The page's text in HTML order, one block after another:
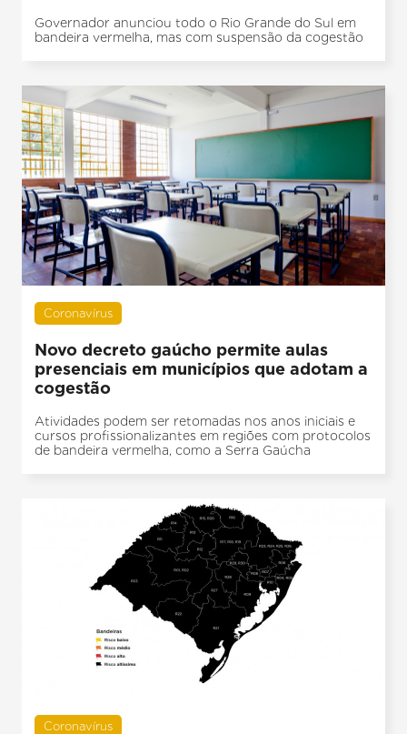
Governador anunciou todo o Rio Grande do Sul em
bandeira vermelha, mas com suspensão da cogestão
Coronavírus
Novo decreto gaúcho permite aulas
presenciais em municípios que adotam a
cogestão
Atividades podem ser retomadas nos anos iniciais e
cursos profissionalizantes em regiões com protocolos
de bandeira vermelha, como a Serra Gaúcha
Coronavírus